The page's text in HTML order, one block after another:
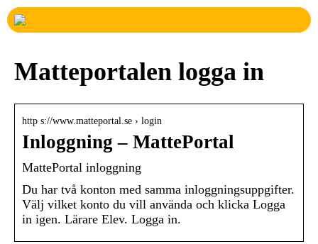
Matteportalen logga in
http s://www.matteportal.se › login
Inloggning – MattePortal
MattePortal inloggning
Du har två konton med samma inloggningsuppgifter.
Välj vilket konto du vill använda och klicka Logga
in igen. Lärare Elev. Logga in.